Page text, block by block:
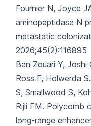
Fournier N, Joyce
aminopeptidase N
metastatic
2026;45(2):116895
Ben Zouari Y, Joshi
Ross F, Holwerda
S, Smallwood S,
Rijli FM. Polycomb
long-range